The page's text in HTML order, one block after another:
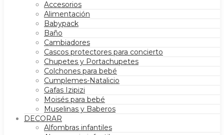
Accesorios
Alimentación
Babypack
Baño
Cambiadores
Cascos protectores para concierto
Chupetes y Portachupetes
Colchones para bebé
Cumplemes-Natalicio
Gafas Izipizi
Moisés para bebé
Muselinas y Baberos
DECORAR
Alfombras infantiles